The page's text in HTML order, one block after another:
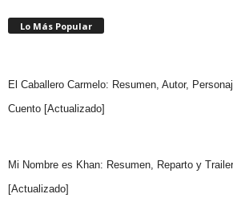
Lo Más Popular
El Caballero Carmelo: Resumen, Autor,
Cuento [Actualizado]
Mi Nombre es Khan: Resumen, Reparto y
[Actualizado]